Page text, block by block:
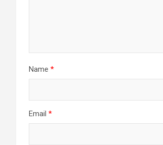
Name *
Email *